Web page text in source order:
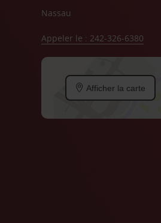
Nassau
Appeler le : 242-326-6380
Afficher la carte